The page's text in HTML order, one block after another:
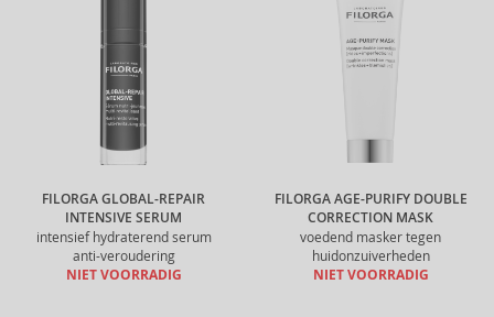
FILORGA GLOBAL-REPAIR
INTENSIVE SERUM
intensief hydraterend serum
anti-veroudering
NIET VOORRADIG
FILORGA AGE-PURIFY DOUBLE
CORRECTION MASK
voedend masker tegen
huidonzuiverheden
NIET VOORRADIG